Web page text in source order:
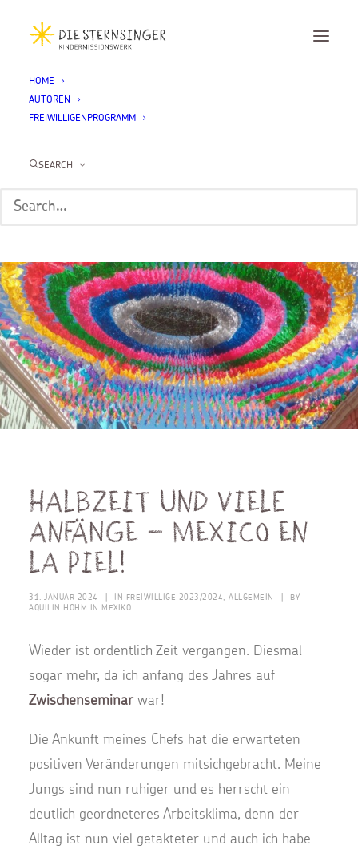
HOME
AUTOREN
FREIWILLIGENPROGRAMM
SEARCH
Halbzeit und viele
Anfänge – Mexico en
la piel!
31. JANUAR 2024 IN FREIWILLIGE 2023/2024 , ALLGEMEIN
BY
AQUILIN HOHM IN MEXIKO
Wieder ist ordentlich Zeit vergangen. Diesmal
sogar mehr, da ich anfang des Jahres auf
Zwischenseminarwar!
Die Ankunft meines Chefs hat die erwarteten
positiven Veränderungen mitsichgebracht. Meine
Jungs sind nun ruhiger und es herrscht ein
deutlich geordneteres Arbeitsklima, denn der
Alltag ist nun viel getakteter und auch ich habe